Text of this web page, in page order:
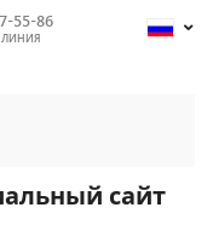
55-86
ЛИНИЯ
сайт